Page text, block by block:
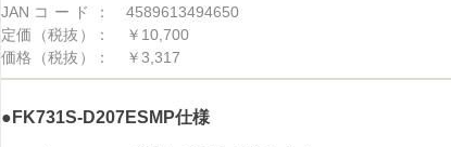
JANコード：
4589613494650
定価（税抜）：
￥10,700
価格（税抜）：
￥3,317
●FK731S-D207ESMP仕様